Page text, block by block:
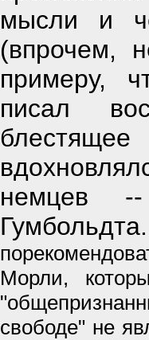
мысли и
(впрочем,
примеру,
писал
немцев
Морли,
свободе" не